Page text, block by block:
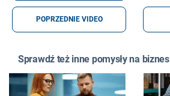
POPRZEDNIE VIDEO
Sprawdź też inne pomysły na biznes